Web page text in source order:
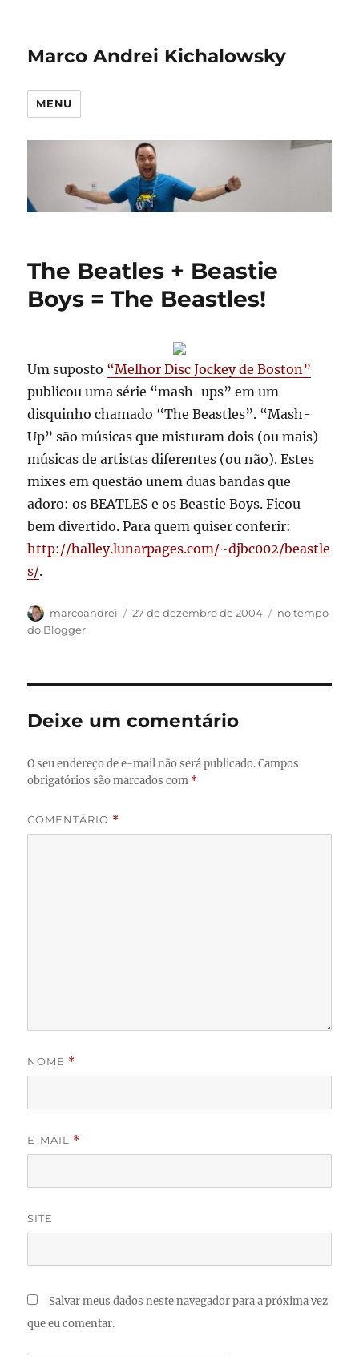
Marco Andrei Kichalowsky
MENU
The Beatles + Beastie
Boys = The Beastles!
Um suposto “Melhor Disc Jockey de Boston”
publicou uma série “mash-ups” em um
disquinho chamado “The Beastles”. “Mash-
Up” são músicas que misturam dois (ou mais)
músicas de artistas diferentes (ou não). Estes
mixes em questão unem duas bandas que
adoro: os BEATLES e os Beastie Boys. Ficou
bem divertido. Para quem quiser conferir:
http://halley.lunarpages.com/~djbc002/beastle
s/.
Autor
marcoandrei
Publicado
27 de dezembro de 2004 Categorias
no tempo
do Blogger
Deixe um comentário
O seu endereço de e-mail não será publicado. Campos
obrigatórios são marcados com *
COMENTÁRIO *
NOME *
E-MAIL *
SITE
Salvar meus dados neste navegador para a próxima vez
que eu comentar.